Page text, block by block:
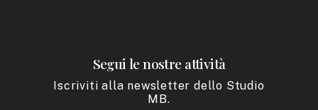
Segui le nostre attività
Iscriviti alla newsletter dello Studio
MB.